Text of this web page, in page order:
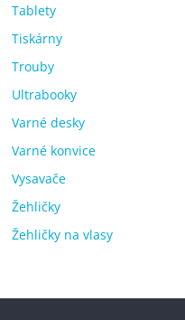
Tablety
Tiskárny
Trouby
Ultrabooky
Varné desky
Varné konvice
Vysavače
Žehličky
Žehličky na vlasy